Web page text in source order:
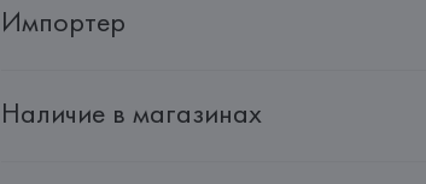
Импортер
Адрес: Республика Беларусь, 220030, г. Минск, ул.
Наличие в магазинах